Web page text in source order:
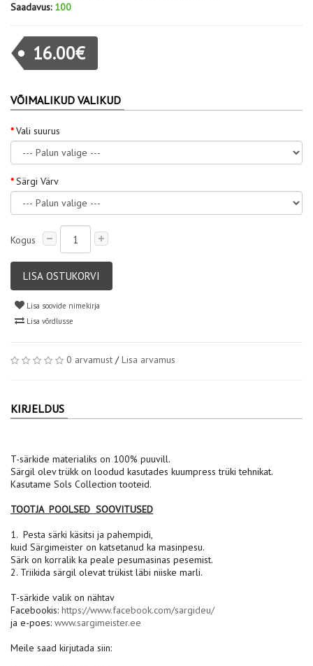
Saadavus: 100
16.00€
VÕIMALIKUD VALIKUD
Vali suurus
Särgi Värv
Kogus
LISA OSTUKORVI
Lisa soovide nimekirja
Lisa võrdlusse
0 arvamust /Lisa arvamus
KIRJELDUS
T-särkide materialiks on 100% puuvill.
Särgil olev trükk on loodud kasutades kuumpress trüki tehnikat.
Kasutame Sols Collection tooteid.
TOOTJA POOLSED SOOVITUSED
1. Pesta särki käsitsi ja pahempidi,
kuid Särgimeister on katsetanud ka masinpesu.
Särk on korralik ka peale pesumasinas pesemist.
2. Triikida särgil olevat trükist läbi niiske marli.
T-särkide valik on nähtav
Facebookis: https://www.facebook.com/sargideu/
ja e-poes: www.sargimeister.ee
Meile saad kirjutada siin: